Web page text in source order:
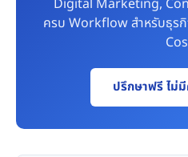
Digital Marketing,
ครบ Workflow สำหรับธุร
ปรึกษาฟรี ไม่